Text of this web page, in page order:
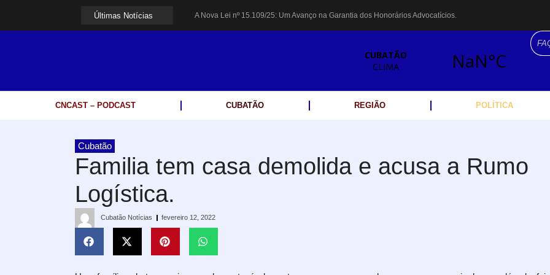
Últimas Notícias
A Nova Lei nº 15.109/25: Um Avanço na Garantia dos Honorários Advocatícios.
Espingarda roubada de agentes de segurança ferroviária é recuperada na Vila Esperança.
Polícia Rodoviária resgata bicho-preguiça na Rodovia dos Imigrantes, em Cubatão.
Cubatão tem vasta programação no Mês da Mulher: atividades começam nesta sexta (7).
Vigilantes são atacados por criminosos armados durante escolta de carga na Vila Esperança.
CNCAST – PODCAST CUBATÃO REGIÃO POLÍTICA
Cubatão
Familia tem casa demolida e acusa a Rumo
Logística.
Cubatão Notícias fevereiro 12, 2022